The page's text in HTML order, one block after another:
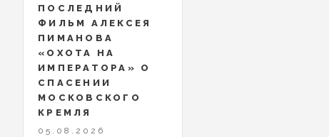
ПОСЛЕДНИЙ
ФИЛЬМ АЛЕКСЕЯ
ПИМАНОВА
«ОХОТА НА
ИМПЕРАТОРА» О
СПАСЕНИИ
МОСКОВСКОГО
КРЕМЛЯ
05.08.2026